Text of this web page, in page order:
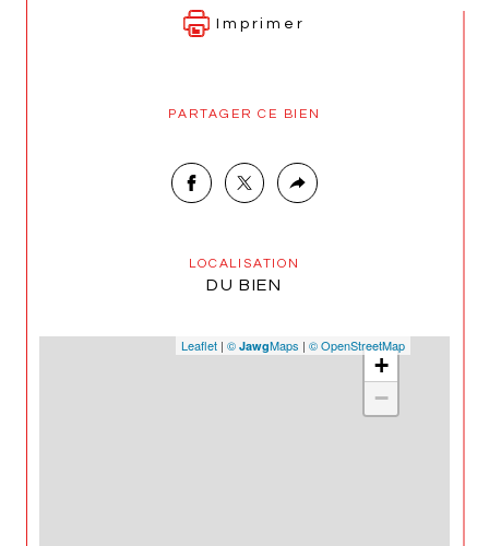
Imprimer
PARTAGER CE BIEN
LOCALISATION
DU BIEN
+
−
Leaflet | © JawgMaps | © OpenStreetMap